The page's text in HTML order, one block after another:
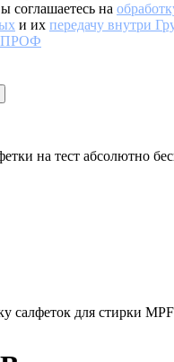
соглашаетесь на
и их передачу внутри
на тест абсолютно
салфеток для стирки